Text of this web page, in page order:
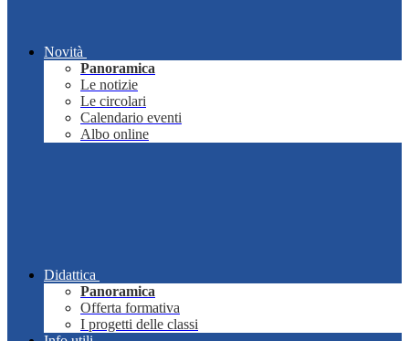
Novità
Panoramica
Le notizie
Le circolari
Calendario eventi
Albo online
Didattica
Panoramica
Offerta formativa
I progetti delle classi